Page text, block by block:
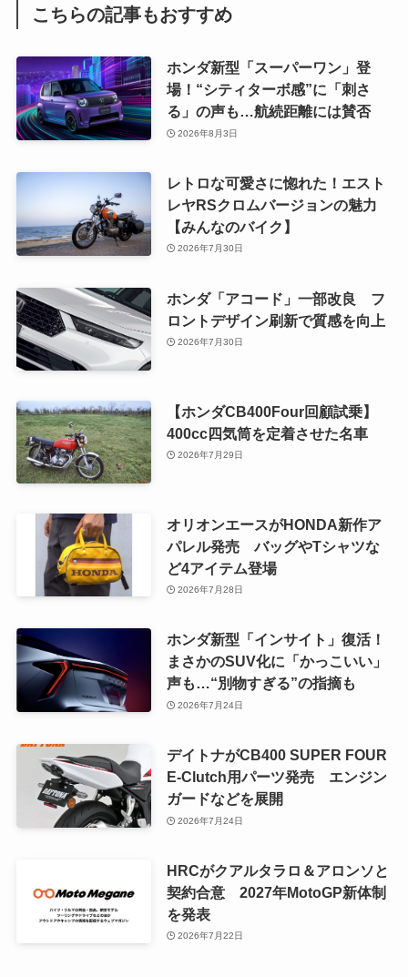
こちらの記事もおすすめ
ホンダ新型「スーパーワン」登
場！“シティターボ感”に「刺さ
る」の声も…航続距離には賛否
2026年8月3日
レトロな可愛さに惚れた！エスト
レヤRSクロムバージョンの魅力
【みんなのバイク】
2026年7月30日
ホンダ「アコード」一部改良 フ
ロントデザイン刷新で質感を向上
2026年7月30日
【ホンダCB400Four回顧試乗】
400cc四気筒を定着させた名車
2026年7月29日
オリオンエースがHONDA新作ア
パレル発売 バッグやTシャツな
ど4アイテム登場
2026年7月28日
ホンダ新型「インサイト」復活！
まさかのSUV化に「かっこいい」
声も…“別物すぎる”の指摘も
2026年7月24日
デイトナがCB400 SUPER FOUR
E-Clutch用パーツ発売 エンジン
ガードなどを展開
2026年7月24日
HRCがクアルタラロ＆アロンソと
契約合意 2027年MotoGP新体制
を発表
2026年7月22日